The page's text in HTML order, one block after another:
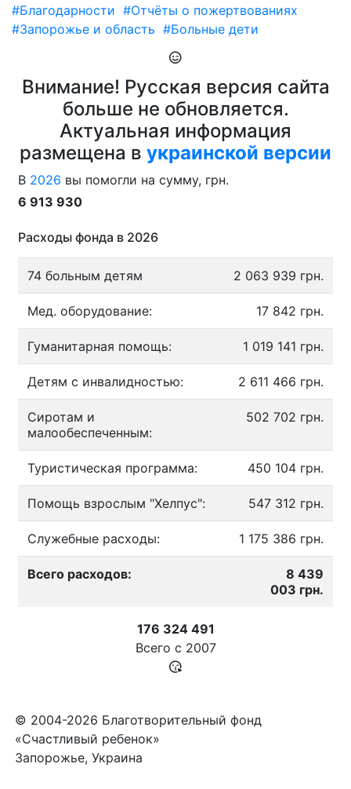
#Благодарности #Отчёты о пожертвованиях
#Запорожье и область #Больные дети
Внимание! Русская версия сайта
больше не обновляется.
Актуальная информация
размещена в украинской версии
В 2026 вы помогли на сумму, грн.
6 913 930
Расходы фонда в 2026
74 больным детям 2 063 939 грн.
Мед. оборудование: 17 842 грн.
Гуманитарная помощь: 1 019 141 грн.
Детям с инвалидностью: 2 611 466 грн.
Сиротам и
малообеспеченным:
502 702 грн.
Туристическая программа: 450 104 грн.
Помощь взрослым "Хелпус": 547 312 грн.
Служебные расходы: 1 175 386 грн.
Всего расходов:
8 439
003 грн.
176 324 491
Всего с 2007
© 2004-2026 Благотворительный фонд
«Счастливый ребенок»
Запорожье, Украина